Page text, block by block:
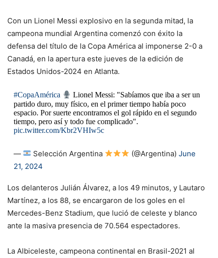
Con un Lionel Messi explosivo en la segunda mitad, la
campeona mundial Argentina comenzó con éxito la
defensa del título de la Copa América al imponerse 2-0 a
Canadá, en la apertura este jueves de la edición de
Estados Unidos-2024 en Atlanta.
#CopaAmérica
Lionel Messi: "Sabíamos que iba a ser un
partido duro, muy físico, en el primer tiempo había poco
espacio. Por suerte encontramos el gol rápido en el segundo
tiempo, pero así y todo fue complicado".
pic.twitter.com/Kbr2VHIw5c
— Selección Argentina (@Argentina) June
21, 2024
Los delanteros Julián Álvarez, a los 49 minutos, y Lautaro
Martínez, a los 88, se encargaron de los goles en el
Mercedes-Benz Stadium, que lució de celeste y blanco
ante la masiva presencia de 70.564 espectadores.
La Albiceleste, campeona continental en Brasil-2021 al